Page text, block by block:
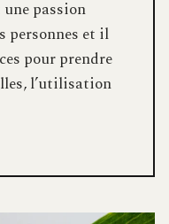
passion
personnes et il
pour prendre
l’utilisation